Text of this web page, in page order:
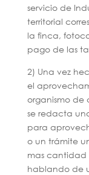
servicio de
territorial
la finca,
pago de las
2) Una vez
el
organismo de
se redacta
para
o un trámite
mas cantidad
hablando de